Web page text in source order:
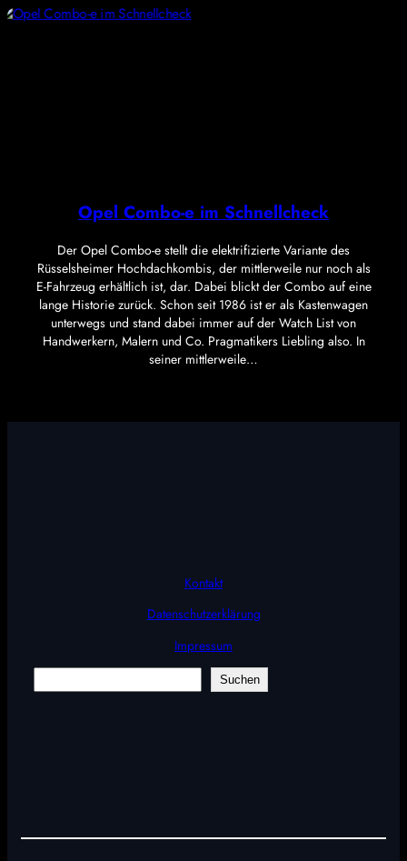
Opel Combo-e im Schnellcheck
Der Opel Combo-e stellt die elektrifizierte Variante des
Rüsselsheimer Hochdachkombis, der mittlerweile nur noch als
E-Fahrzeug erhältlich ist, dar. Dabei blickt der Combo auf eine
lange Historie zurück. Schon seit 1986 ist er als Kastenwagen
unterwegs und stand dabei immer auf der Watch List von
Handwerkern, Malern und Co. Pragmatikers Liebling also. In
seiner mittlerweile…
Kontakt
Datenschutzerklärung
Impressum
Suchen